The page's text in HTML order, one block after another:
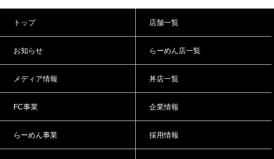
トップ
お知らせ
メディア情報
FC事業
らーめん事業
店舗一覧
らーめん店一覧
丼店一覧
企業情報
採用情報